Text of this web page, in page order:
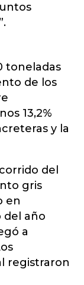
toneladas
de los
13,2%
y la
del
gris
en
del año
a
registraron